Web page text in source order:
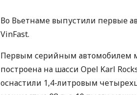
Во Вьетнаме выпустили первые
VinFast.
Первым серийным автомобилем
построена на шасси Opel Karl
оснастили 1,4-литровым